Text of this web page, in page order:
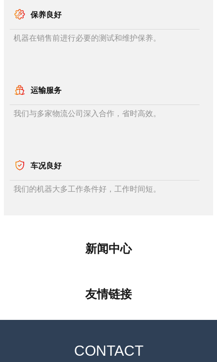
保养良好
机器在销售前进行必要的测试和维护保养。
运输服务
我们与多家物流公司深入合作，省时高效。
车况良好
我们的机器大多工作条件好，工作时间短。
新闻中心
友情链接
CONTACT